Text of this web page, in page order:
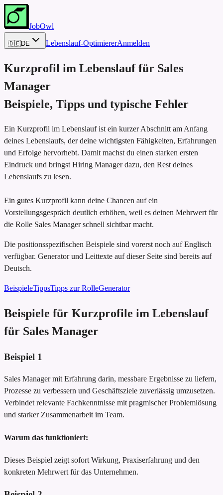
JobOwl
🇩🇪DE Lebenslauf-OptimiererAnmelden
Kurzprofil im Lebenslauf für Sales
Manager
Beispiele, Tipps und typische Fehler
Ein Kurzprofil im Lebenslauf ist ein kurzer Abschnitt am Anfang
deines Lebenslaufs, der deine wichtigsten Fähigkeiten, Erfahrungen
und Erfolge hervorhebt. Damit machst du einen starken ersten
Eindruck und bringst Hiring Manager dazu, den Rest deines
Lebenslaufs zu lesen.
Ein gutes Kurzprofil kann deine Chancen auf ein
Vorstellungsgespräch deutlich erhöhen, weil es deinen Mehrwert für
die Rolle Sales Manager schnell sichtbar macht.
Die positionsspezifischen Beispiele sind vorerst noch auf Englisch
verfügbar. Generator und Leittexte auf dieser Seite sind bereits auf
Deutsch.
BeispieleTippsTipps zur RolleGenerator
Beispiele für Kurzprofile im Lebenslauf
für Sales Manager
Beispiel 1
Sales Manager mit Erfahrung darin, messbare Ergebnisse zu liefern,
Prozesse zu verbessern und Geschäftsziele zuverlässig umzusetzen.
Verbindet relevante Fachkenntnisse mit pragmischer Problemlösung
und starker Zusammenarbeit im Team.
Warum das funktioniert:
Dieses Beispiel zeigt sofort Wirkung, Praxiserfahrung und den
konkreten Mehrwert für das Unternehmen.